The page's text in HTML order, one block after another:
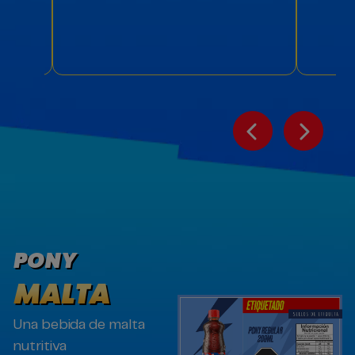
PONY
MALTA
Una bebida de malta
nutritiva